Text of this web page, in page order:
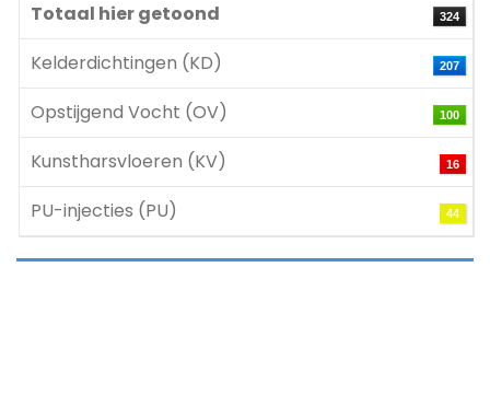
Totaal hier getoond 324
Kelderdichtingen (KD) 207
Opstijgend Vocht (OV) 100
Kunstharsvloeren (KV) 16
PU-injecties (PU) 44